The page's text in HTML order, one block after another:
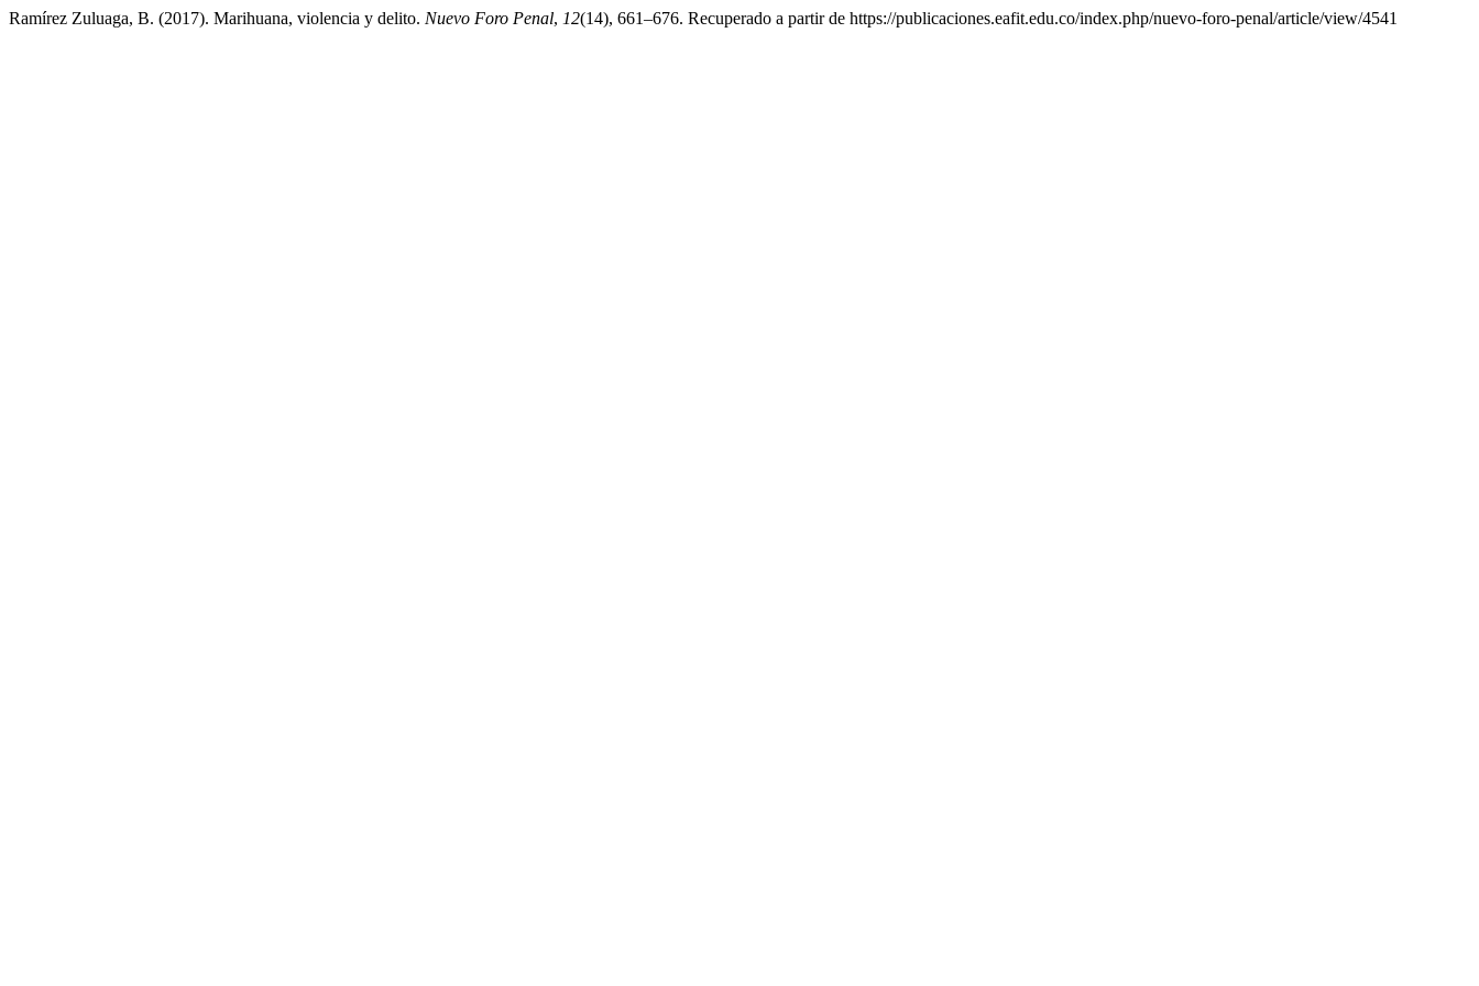
Ramírez Zuluaga, B. (2017). Marihuana, violencia y delito. Nuevo Foro Penal, 12(14), 661–676. Recuperado a partir de https://publicaciones.eafit.edu.co/index.php/nuevo-foro-penal/article/view/4541